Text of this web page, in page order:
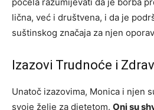
lična, već i društvena, i da je
suštinskog značaja za njen
Izazovi Trudnoće i
Unatoč izazovima, Monica i njen
svoje želje za djetetom. Oni su